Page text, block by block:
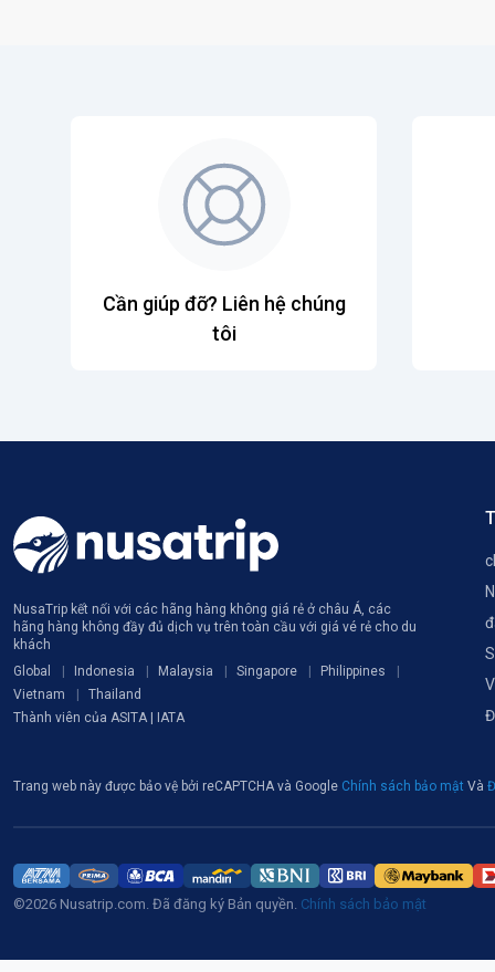
Cần giúp đỡ? Liên hệ chúng
tôi
NusaTrip kết nối với các hãng hàng không giá rẻ ở châu Á, các
hãng hàng không đầy đủ dịch vụ trên toàn cầu với giá vé rẻ cho du
khách
Global
Indonesia Malaysia Singapore
Philippines
Vietnam
Thailand
Thành viên của ASITA | IATA
Trang web này được bảo vệ bởi reCAPTCHA và Google Chính sách bảo mật Và
©2026 Nusatrip.com. Đã đăng ký Bản quyền. Chính sách bảo mật